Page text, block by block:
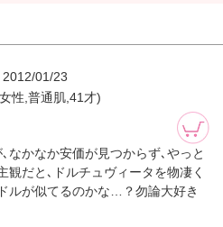
2012/01/23
性,普通肌,41才)
なかなか安価が見つからず､やっと
観だと､ドルチュヴィータを物凄く
ルが似てるのかな…？勿論大好き